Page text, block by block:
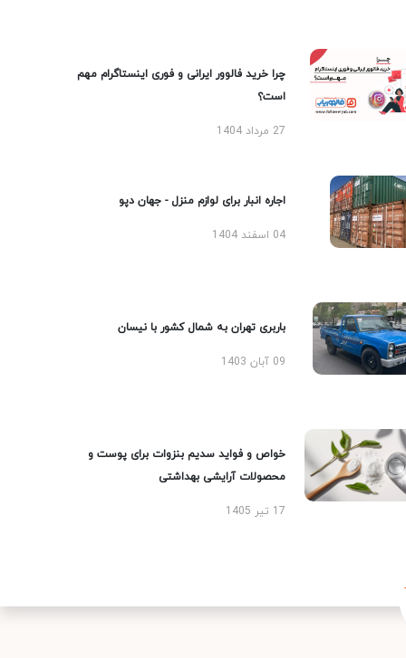
چرا خرید فالوور ایرانی و فوری اینستاگرام مهم
است؟
27 مرداد 1404
اجاره انبار برای لوازم منزل - جهان دپو
04 اسفند 1404
باربری تهران به شمال کشور با نیسان
09 آبان 1403
خواص و فواید سدیم بنزوات برای پوست و
محصولات آرایشی بهداشتی
17 تیر 1405